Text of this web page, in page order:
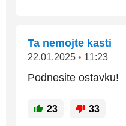
Ta nemojte kasti
22.01.2025 • 11:23
Podnesite ostavku!
23 33